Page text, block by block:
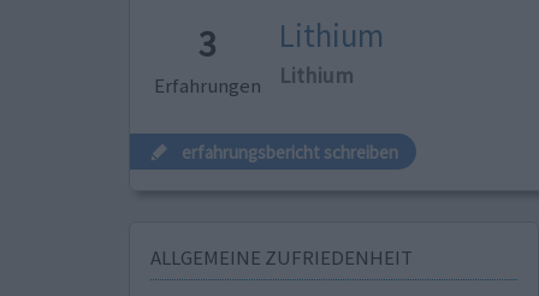
3
Erfahrungen
Lithium
Lithium
erfahrungsbericht schreiben
ALLGEMEINE ZUFRIEDENHEIT